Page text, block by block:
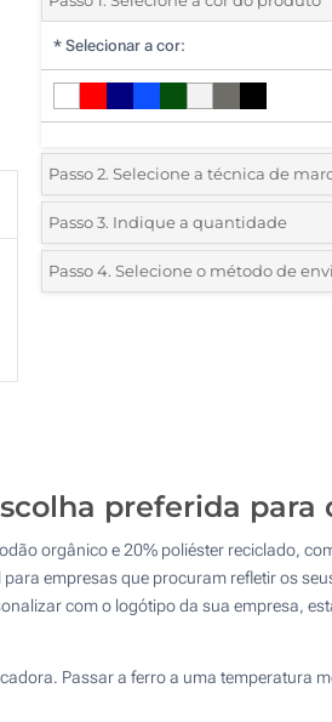
* Selecionar a cor:
Passo 2. Selecione a técnica de
*Selecione o tipo de marcação e as
1 Cor (Num lado)
Bordado (No peito)
Transfer Digital Têxtil Full Color
Passo 3. Indique a quantidade
*Pedido mínimo 5 (total de pedido)
Passo 4. Selecione o método de
preferida
orgânico e 20% poliéster reciclado,
empresas que procuram refletir os
com o logótipo da sua empresa,
Passar a ferro a uma temperatura